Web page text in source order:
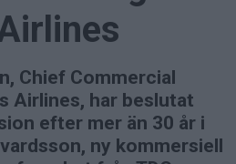
Chief Commercial
Airlines, har beslutat
efter mer än 30 år i
ny kommersiell